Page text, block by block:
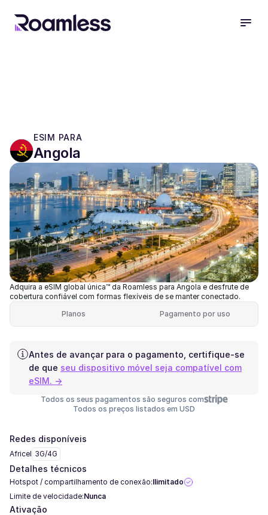
ESIM PARA
Angola
Adquira a eSIM global única™ da Roamless para Angola e desfrute de
cobertura confiável com formas flexíveis de se manter conectado.
Planos
Pagamento por uso
Antes de avançar para o pagamento, certifique-se
de que seu dispositivo móvel seja compatível com
eSIM. →
Todos os seus pagamentos são seguros com
Todos os preços listados em USD
Redes disponíveis
Africel 3G/4G
Detalhes técnicos
Hotspot / compartilhamento de conexão:Ilimitado
Limite de velocidade:Nunca
Ativação